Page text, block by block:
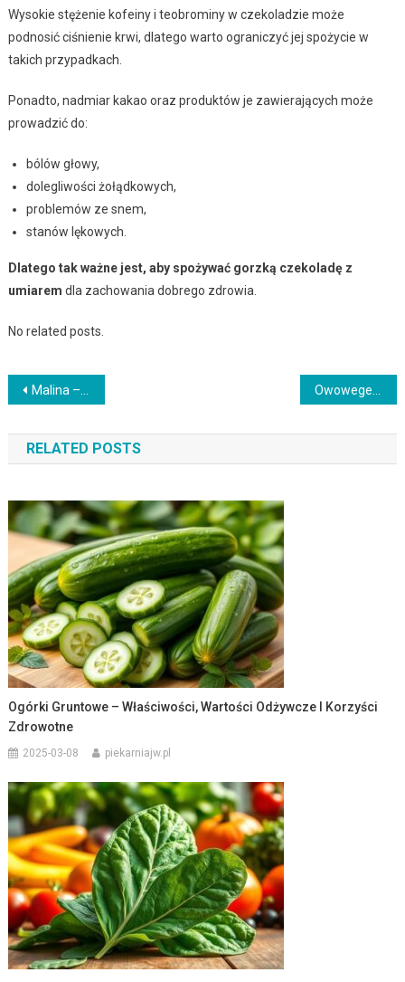
Wysokie stężenie kofeiny i teobrominy w czekoladzie może
podnosić ciśnienie krwi, dlatego warto ograniczyć jej spożycie w
takich przypadkach.
Ponadto, nadmiar kakao oraz produktów je zawierających może
prowadzić do:
bólów głowy,
dolegliwości żołądkowych,
problemów ze snem,
stanów lękowych.
Dlatego tak ważne jest, aby spożywać gorzką czekoladę z
umiarem dla zachowania dobrego zdrowia.
No related posts.
Nawigacja
wpisu
Malina – niezwykłe właściwości zdrowotne i odżywcze owoców
RELATED POSTS
Ogórki Gruntowe – Właściwości, Wartości Odżywcze I Korzyści
Zdrowotne
2025-03-08 piekarniajw.pl